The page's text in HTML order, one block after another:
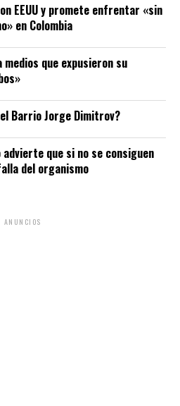
EEUU y promete enfrentar «sin
en Colombia
que expusieron su
Barrio Jorge Dimitrov?
que si no se consiguen
del organismo
ANUNCIOS